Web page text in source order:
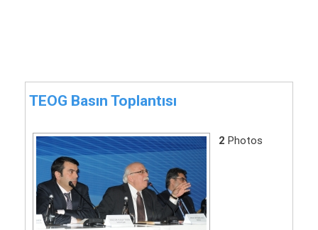
TEOG Basın Toplantısı
2 Photos